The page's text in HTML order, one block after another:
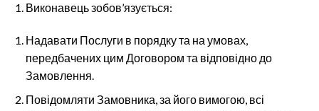
Виконавець зобов’язується:
Надавати Послуги в порядку та на умовах,
передбачених цим Договором та відповідно до
Замовлення.
Повідомляти Замовника, за його вимогою, всі